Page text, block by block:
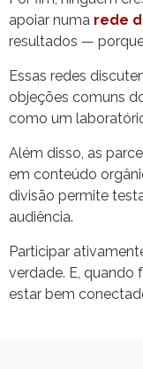
apoiar numa rede
resultados —
Essas redes
objeções comuns
como um
Além disso, as
em conteúdo
divisão permite
audiência.
Participar
verdade. E,
estar bem